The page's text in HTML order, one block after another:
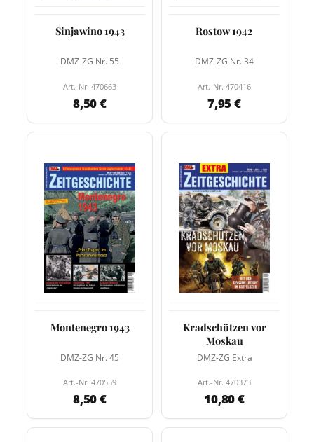
Sinjawino 1943
DMZ-ZG Nr. 55
Art.-Nr. 470663
8,50 €
Rostow 1942
DMZ-ZG Nr. 34
Art.-Nr. 470416
7,95 €
Montenegro 1943
DMZ-ZG Nr. 45
Art.-Nr. 470559
8,50 €
Kradschützen vor
Moskau
DMZ-ZG Extra
Art.-Nr. 470373
10,80 €